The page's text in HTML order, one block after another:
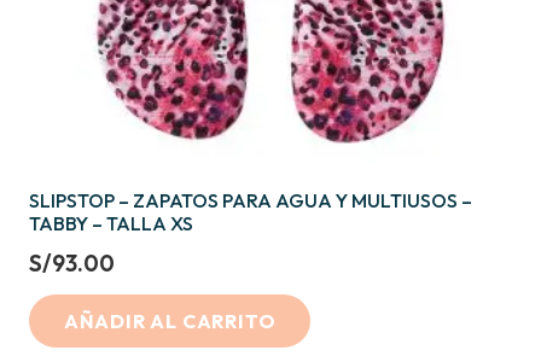
SLIPSTOP – ZAPATOS PARA AGUA Y MULTIUSOS –
TABBY – TALLA XS
S/93.00
AÑADIR AL CARRITO